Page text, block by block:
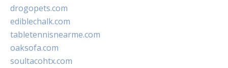
drogopets.com
ediblechalk.com
tabletennisnearme.com
oaksofa.com
soultacohtx.com